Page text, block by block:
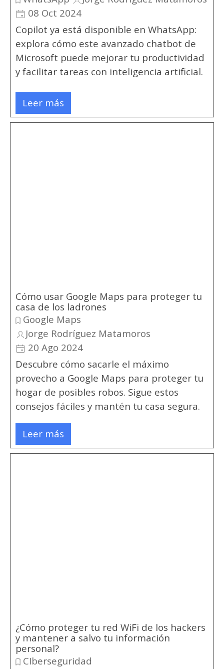
08 Oct 2024
Copilot ya está disponible en WhatsApp:
explora cómo este avanzado chatbot de
Microsoft puede mejorar tu productividad
y facilitar tareas con inteligencia artificial.
Leer más
Cómo usar Google Maps para proteger tu
casa de los ladrones
Google Maps
Jorge Rodríguez Matamoros
20 Ago 2024
Descubre cómo sacarle el máximo
provecho a Google Maps para proteger tu
hogar de posibles robos. Sigue estos
consejos fáciles y mantén tu casa segura.
Leer más
¿Cómo proteger tu red WiFi de los hackers
y mantener a salvo tu información
personal?
CIberseguridad